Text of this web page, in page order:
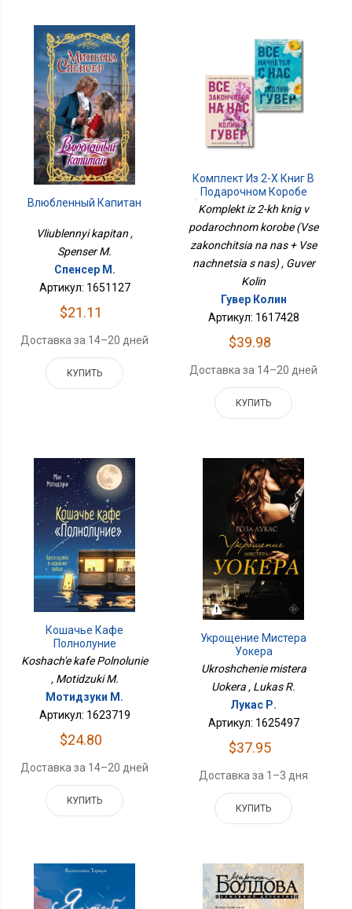
Влюбленный Капитан
Vliublennyi kapitan ,
Spenser M.
Спенсер М.
Артикул: 1651127
$21.11
Доставка за 14–20 дней
КУПИТЬ
Комплект Из 2-Х Книг В
Подарочном Коробе
(Все Закончится На Нас
+ Все Начнется С Нас)
Komplekt iz 2-kh knig v
podarochnom korobe (Vse
zakonchitsia na nas + Vse
nachnetsia s nas) , Guver
Kolin
Гувер Колин
Артикул: 1617428
$39.98
Доставка за 14–20 дней
КУПИТЬ
Кошачье Кафе
Полнолуние
Koshach'e kafe Polnolunie
, Motidzuki M.
Мотидзуки М.
Артикул: 1623719
$24.80
Доставка за 14–20 дней
КУПИТЬ
Укрощение Мистера
Уокера
Ukroshchenie mistera
Uokera , Lukas R.
Лукас Р.
Артикул: 1625497
$37.95
Доставка за 1–3 дня
КУПИТЬ